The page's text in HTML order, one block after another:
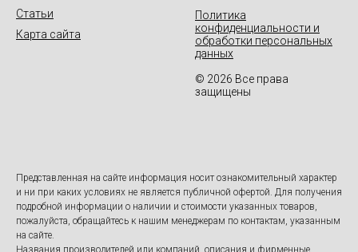
Статьи
Карта сайта
Политика
конфиденциальности и
обработки персональных
данных
© 2026 Все права
защищены
Представленная на сайте информация носит ознакомительный характер
и ни при каких условиях не является публичной офертой. Для получения
подробной информации о наличии и стоимости указанных товаров,
пожалуйста, обращайтесь к нашим менеджерам по контактам, указанным
на сайте.
Названия производителей или компаний, описания и фирменные